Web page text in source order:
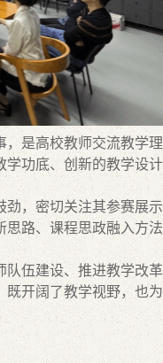
是高校教师交流教学
功底、创新的教学设
，密切关注其参赛展
路、课程思政融入方
伍建设、推进教学改
开阔了教学视野，也